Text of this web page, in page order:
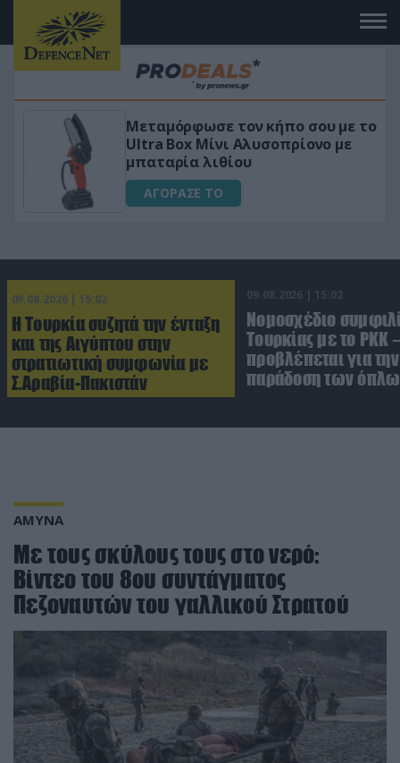
«Μαγική» φόρμουλα τριβόλι + VIP
για αύξηση της λίμπιντο
ΑΓΟΡΑΣΕ ΤΟ
09.08.2026 | 15:02
Η Τουρκία συζητά την ένταξη
και της Αιγύπτου στην
στρατιωτική συμφωνία με
Σ.Αραβία-Πακιστάν
09.08.2026 | 15:02
Νομοσχέδιο
Τουρκίας με το ΡΚΚ
προβλέπεται για την
παράδοση των
ΑΜΥΝΑ
Με τους σκύλους τους στο νερό:
Βίντεο του 8ου συντάγματος
Πεζοναυτών του γαλλικού Στρατού